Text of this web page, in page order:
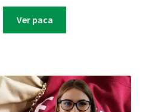
Ver paca